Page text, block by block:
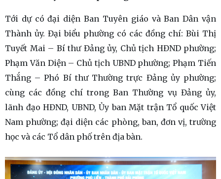
Tới dự có đại diện Ban Tuyên giáo và Ban Dân vận
Thành ủy. Đại biểu phường có các đồng chí: Bùi Thị
Tuyết Mai – Bí thư Đảng ủy, Chủ tịch HĐND phường;
Phạm Văn Diện – Chủ tịch UBND phường; Phạm Tiến
Thắng – Phó Bí thư Thường trực Đảng ủy phường;
cùng các đồng chí trong Ban Thường vụ Đảng ủy,
lãnh đạo HĐND, UBND, Ủy ban Mặt trận Tổ quốc Việt
Nam phường; đại diện các phòng, ban, đơn vị, trường
học và các Tổ dân phố trên địa bàn.